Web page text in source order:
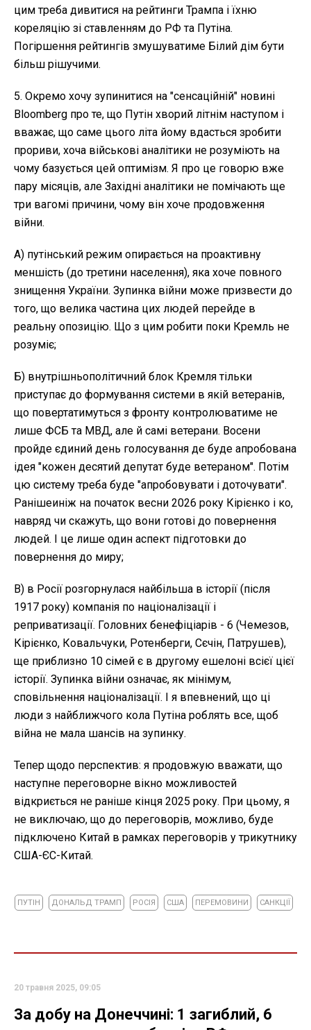
цим треба дивитися на рейтинги Трампа і їхню
кореляцію зі ставленням до РФ та Путіна.
Погіршення рейтингів змушуватиме Білий дім бути
більш рішучими.
5. Окремо хочу зупинитися на "сенсаційній" новині
Bloomberg про те, що Путін хворий літнім наступом і
вважає, що саме цього літа йому вдасться зробити
прориви, хоча військові аналітики не розуміють на
чому базується цей оптимізм. Я про це говорю вже
пару місяців, але Західні аналітики не помічають ще
три вагомі причини, чому він хоче продовження
війни.
А) путінський режим опирається на проактивну
меншість (до третини населення), яка хоче повного
знищення України. Зупинка війни може призвести до
того, що велика частина цих людей перейде в
реальну опозицію. Що з цим робити поки Кремль не
розуміє;
Б) внутрішньополітичний блок Кремля тільки
приступає до формування системи в якій ветеранів,
що повертатимуться з фронту контролюватиме не
лише ФСБ та МВД, але й самі ветерани. Восени
пройде єдиний день голосування де буде апробована
ідея "кожен десятий депутат буде ветераном". Потім
цю систему треба буде "апробовувати і доточувати".
Ранішеиніж на початок весни 2026 року Кірієнко і ко,
навряд чи скажуть, що вони готові до повернення
людей. І це лише один аспект підготовки до
повернення до миру;
В) в Росії розгорнулася найбільша в історії (після
1917 року) компанія по націоналізації і
реприватизації. Головних бенефіціарів - 6 (Чемезов,
Кірієнко, Ковальчуки, Ротенберги, Сєчін, Патрушев),
ще приблизно 10 сімей є в другому ешелоні всієї цієї
історії. Зупинка війни означає, як мінімум,
сповільнення націоналізації. І я впевнений, що ці
люди з найближчого кола Путіна роблять все, щоб
війна не мала шансів на зупинку.
Тепер щодо перспектив: я продовжую вважати, що
наступне переговорне вікно можливостей
відкриється не раніше кінця 2025 року. При цьому, я
не виключаю, що до переговорів, можливо, буде
підключено Китай в рамках переговорів у трикутнику
США-ЄС-Китай.
ПУТІН ДОНАЛЬД ТРАМП РОСІЯ США ПЕРЕМОВИНИ САНКЦІЇ
20 травня 2025, 09:05
За добу на Донеччині: 1 загиблий, 6